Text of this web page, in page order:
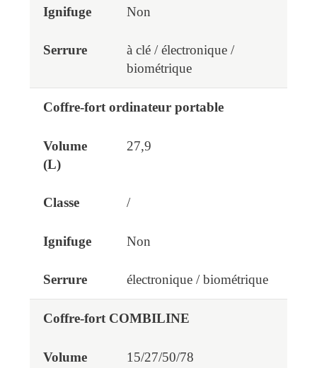
Non
à clé / électronique /
biométrique
Coffre-fort ordinateur portable
27,9
/
Non
électronique / biométrique
Coffre-fort COMBILINE
15/27/50/78